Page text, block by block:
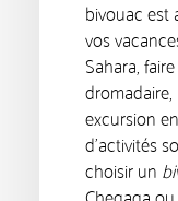
bivouac est
vos
Sahara,
dromadaire,
excursion
d’activités
choisir un